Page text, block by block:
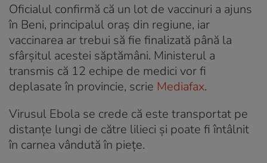
Oficialul confirmă că un lot de vaccinuri a ajuns
în Beni, principalul oraș din regiune, iar
vaccinarea ar trebui să fie finalizată până la
sfârșitul acestei săptămâni. Ministerul a
transmis că 12 echipe de medici vor fi
deplasate în provincie, scrie Mediafax.
Virusul Ebola se crede că este transportat pe
distanţe lungi de către lilieci şi poate fi întâlnit
în carnea vândută în pieţe.